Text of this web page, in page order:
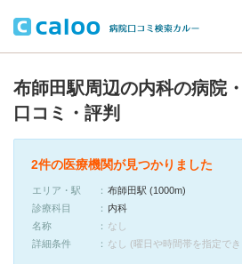
布師田駅周辺の内科の病院
口コミ・評判
2件の医療機関が見つかりました
エリア・駅
布師田駅 (1000m)
診療科目
内科
名称
なし
詳細条件
なし (曜日や時間帯を指定で